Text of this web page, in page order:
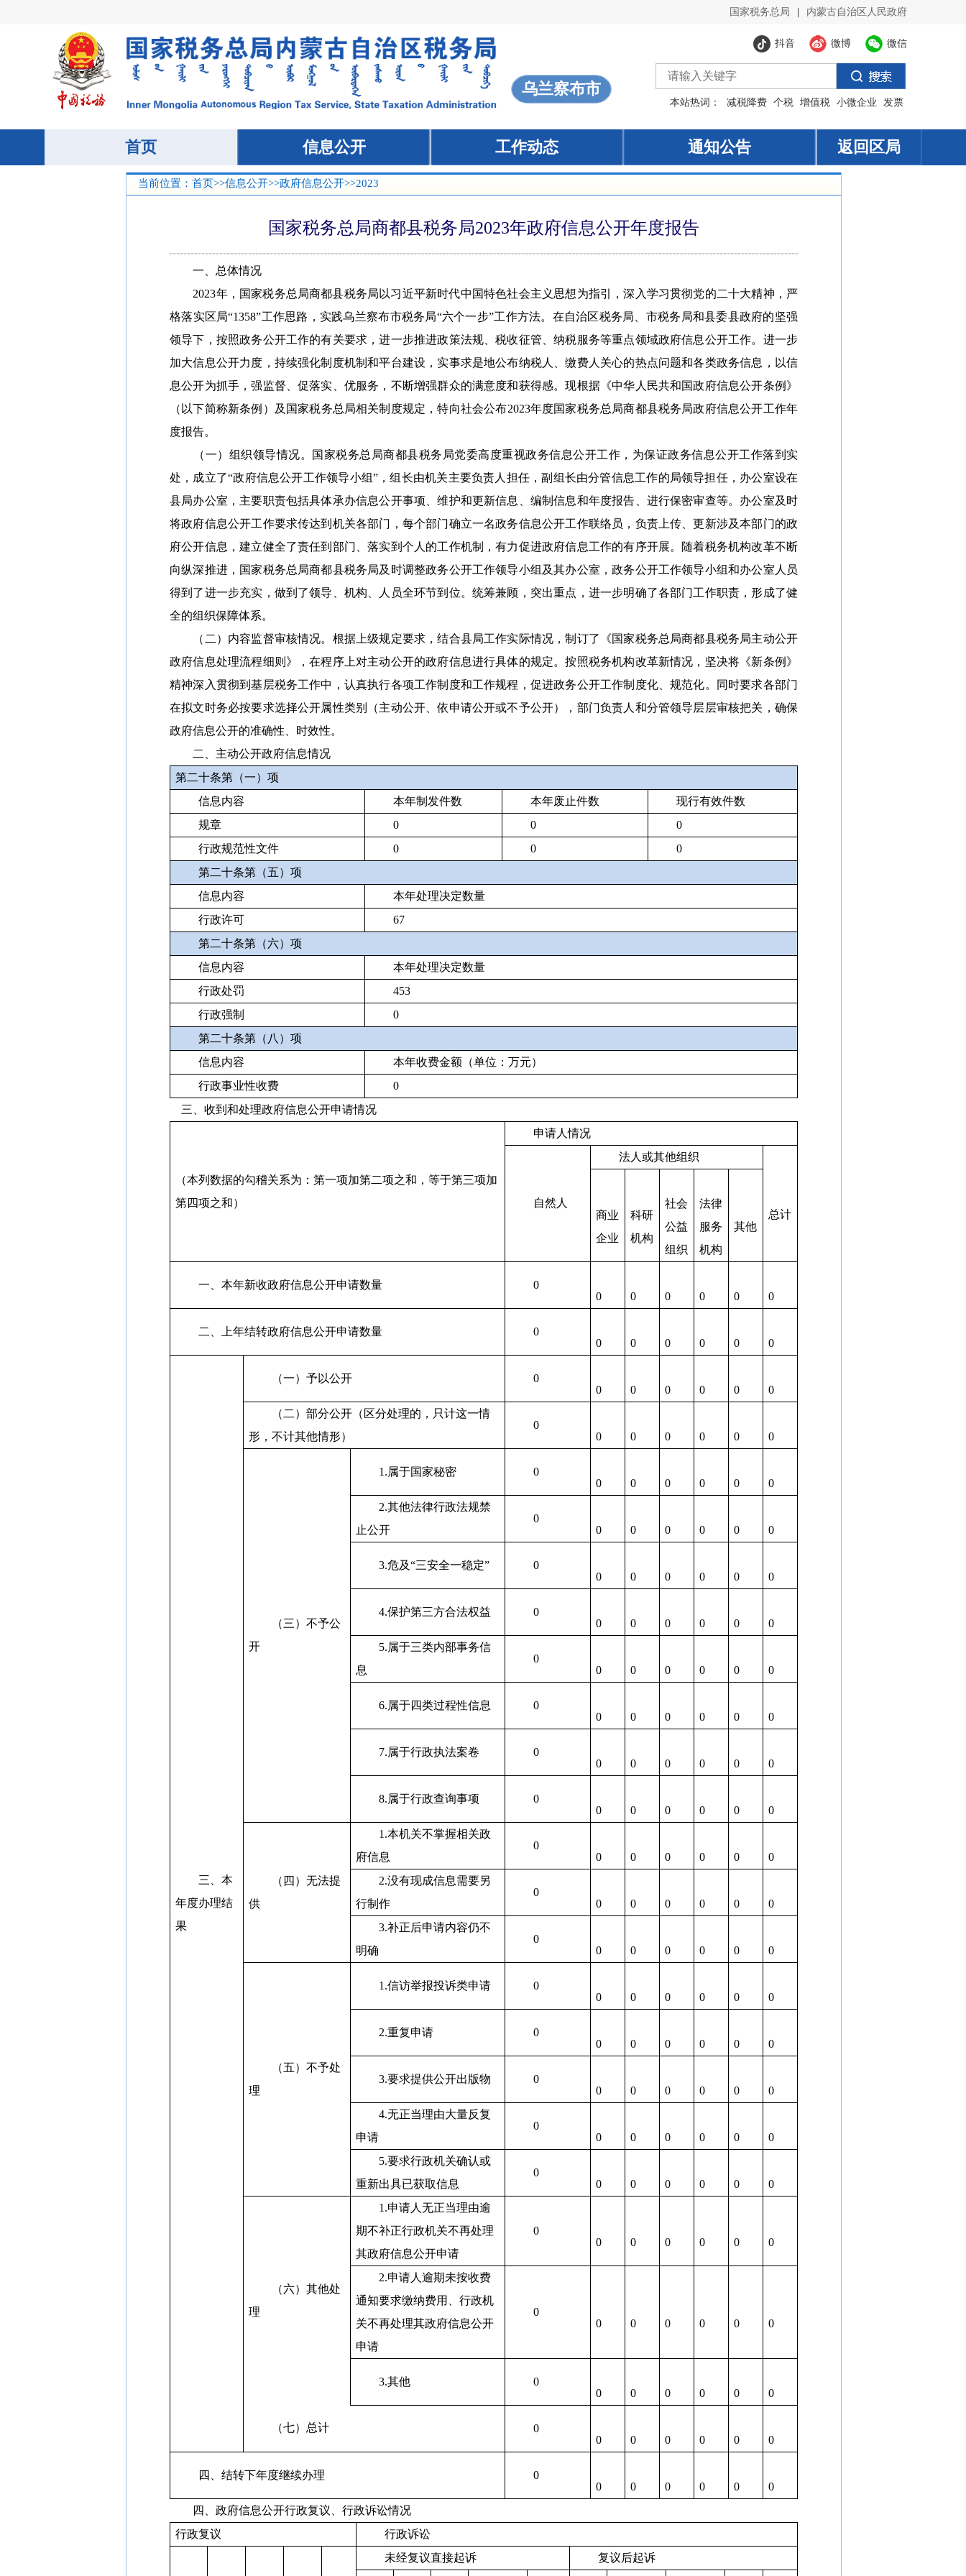
当前位置： 首页>>信息公开>>政府信息公开>>2023
国家税务总局商都县税务局2023年政府信息公开年度报告
一、总体情况
2023年，国家税务总局商都县税务局以习近平新时代中国特色社会主义思想为指引，深入学习贯彻党的二十大精神，严
格落实区局“1358”工作思路，实践乌兰察布市税务局“六个一步”工作方法。在自治区税务局、市税务局和县委县政府的坚强
领导下，按照政务公开工作的有关要求，进一步推进政策法规、税收征管、纳税服务等重点领域政府信息公开工作。进一步
加大信息公开力度，持续强化制度机制和平台建设，实事求是地公布纳税人、缴费人关心的热点问题和各类政务信息，以信
息公开为抓手，强监督、促落实、优服务，不断增强群众的满意度和获得感。现根据《中华人民共和国政府信息公开条例》
（以下简称新条例）及国家税务总局相关制度规定，特向社会公布2023年度国家税务总局商都县税务局政府信息公开工作年
度报告。
（一）组织领导情况。国家税务总局商都县税务局党委高度重视政务信息公开工作，为保证政务信息公开工作落到实
处，成立了“政府信息公开工作领导小组”，组长由机关主要负责人担任，副组长由分管信息工作的局领导担任，办公室设在
县局办公室，主要职责包括具体承办信息公开事项、维护和更新信息、编制信息和年度报告、进行保密审查等。办公室及时
将政府信息公开工作要求传达到机关各部门，每个部门确立一名政务信息公开工作联络员，负责上传、更新涉及本部门的政
府公开信息，建立健全了责任到部门、落实到个人的工作机制，有力促进政府信息工作的有序开展。随着税务机构改革不断
向纵深推进，国家税务总局商都县税务局及时调整政务公开工作领导小组及其办公室，政务公开工作领导小组和办公室人员
得到了进一步充实，做到了领导、机构、人员全环节到位。统筹兼顾，突出重点，进一步明确了各部门工作职责，形成了健
全的组织保障体系。
（二）内容监督审核情况。根据上级规定要求，结合县局工作实际情况，制订了《国家税务总局商都县税务局主动公开
政府信息处理流程细则》，在程序上对主动公开的政府信息进行具体的规定。按照税务机构改革新情况，坚决将《新条例》
精神深入贯彻到基层税务工作中，认真执行各项工作制度和工作规程，促进政务公开工作制度化、规范化。同时要求各部门
在拟文时务必按要求选择公开属性类别（主动公开、依申请公开或不予公开），部门负责人和分管领导层层审核把关，确保
政府信息公开的准确性、时效性。
二、主动公开政府信息情况
第二十条第（一）项
信息内容
本年制发件数 本年废止件数
现行有效件数
规章
0 0
0
行政规范性文件
0 0
0
第二十条第（五）项
信息内容
本年处理决定数量
行政许可
67
第二十条第（六）项
信息内容
本年处理决定数量
行政处罚
453
行政强制
0
第二十条第（八）项
信息内容
本年收费金额（单位：万元）
行政事业性收费
0
三、收到和处理政府信息公开申请情况
（本列数据的勾稽关系为：第一项加第二项之和，等于第三项加
第四项之和）
申请人情况
自然人
法人或其他组织
总计
商业
企业
科研
机构
社会
公益
组织
法律
服务
机构
其他
一、本年新收政府信息公开申请数量
0
0
0 0 0 0 0
二、上年结转政府信息公开申请数量
0
0
0 0 0 0 0
三、本
年度办理结
果
（一）予以公开
0
0
0 0 0 0
0
（二）部分公开（区分处理的，只计这一情
形，不计其他情形）
0
0
0 0 0 0 0
（三）不予公
开
1.属于国家秘密
0
0
0 0 0 0
0
2.其他法律行政法规禁
止公开
0
0
0 0 0 0 0
3.危及“三安全一稳定”
0
0
0 0 0 0 0
4.保护第三方合法权益
0
0
0 0 0 0
0
5.属于三类内部事务信
息
0
0
0 0 0 0 0
6.属于四类过程性信息
0
0
0 0 0 0 0
7.属于行政执法案卷
0
0
0 0 0 0 0
8.属于行政查询事项
0
0
0 0 0 0 0
（四）无法提
供
1.本机关不掌握相关政
府信息
0
0
0 0 0 0
0
2.没有现成信息需要另
行制作
0
0
0 0 0 0
0
3.补正后申请内容仍不
明确
0
0
0 0 0 0 0
（五）不予处
理
1.信访举报投诉类申请
0
0
0 0 0 0 0
2.重复申请
0
0
0 0 0 0 0
3.要求提供公开出版物
0
0
0 0 0 0
0
4.无正当理由大量反复
申请
0
0
0 0 0 0
0
5.要求行政机关确认或
重新出具已获取信息
0
0
0 0 0 0 0
（六）其他处
理
1.申请人无正当理由逾
期不补正行政机关不再处理
其政府信息公开申请
0
0
0 0 0 0 0
2.申请人逾期未按收费
通知要求缴纳费用、行政机
关不再处理其政府信息公开
申请
0
0
0 0 0 0 0
3.其他
0
0
0 0 0 0 0
（七）总计
0
0
0 0 0 0 0
四、结转下年度继续办理
0
0
0 0 0 0
0
四、政府信息公开行政复议、行政诉讼情况
行政复议
行政诉讼
未经复议直接起诉
复议后起诉